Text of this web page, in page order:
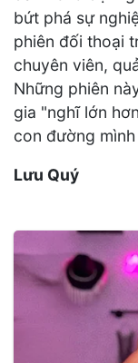
bứt phá sự
phiên đối thoại
chuyên viên,
Những phiên
gia "nghĩ lớn
con đường
Lưu Quý